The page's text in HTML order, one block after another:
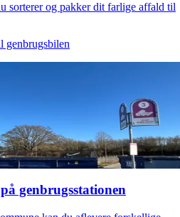
sorterer og pakker dit farlige affald til
genbrugsbilen
genbrugsstationen